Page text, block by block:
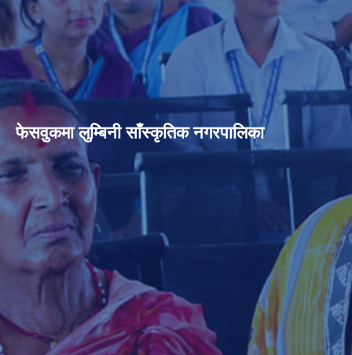
फेसवुकमा लुम्बिनी साँस्कृतिक नगरपालिका